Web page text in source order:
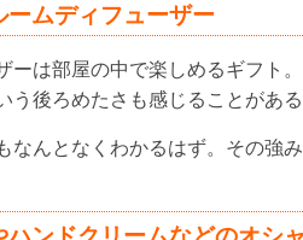
ムディフューザー
ーは部屋の中で楽しめるギフト
う後ろめたさも感じることがある
なんとなくわかるはず。その強